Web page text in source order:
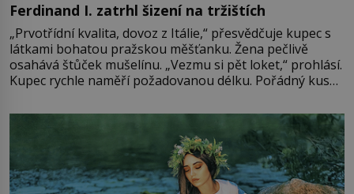
Ferdinand I. zatrhl šizení na tržištích
„Prvotřídní kvalita, dovoz z Itálie,“ přesvědčuje kupec s
látkami bohatou pražskou měšťanku. Žena pečlivě
osahává štůček mušelínu. „Vezmu si pět loket,“ prohlásí.
Kupec rychle naměří požadovanou délku. Pořádný kus
milostpaní. Stačí jenom na sukni,“ zhodnotí švadlena
množství růžového mušelínu. „Ošidili vás, podívejte.“